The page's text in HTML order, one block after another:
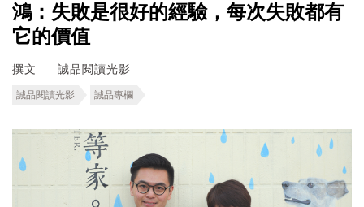
鴻：失敗是很好的經驗，每次失敗都有
它的價值
撰文 誠品閱讀光影
誠品閱讀光影 誠品專欄